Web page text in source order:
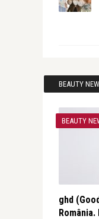
BEAUTY
BEAUTY
ghd